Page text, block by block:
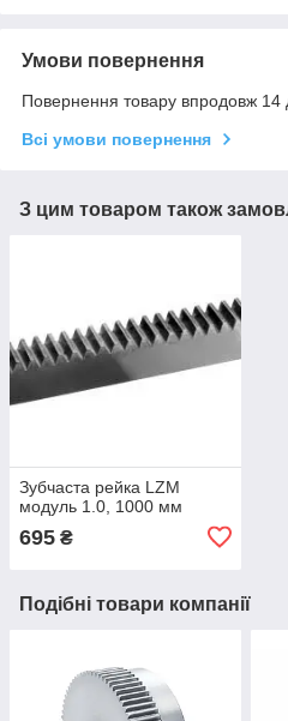
Умови повернення
Повернення товару впродовж 14
Всі умови повернення
З цим товаром також
Зубчаста рейка LZM
модуль 1.0, 1000 мм
695 ₴
Подібні товари компанії